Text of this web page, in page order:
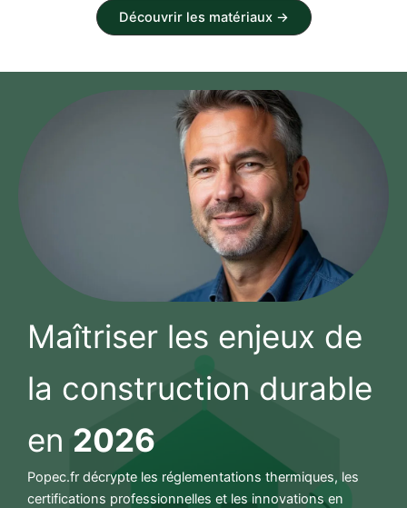
Découvrir les matériaux →
Maîtriser les enjeux de
la construction durable
en 2026
Popec.fr décrypte les réglementations thermiques, les
certifications professionnelles et les innovations en